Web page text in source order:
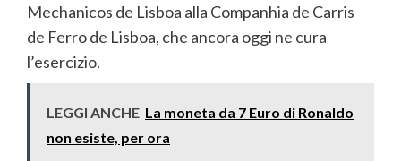
Mechanicos de Lisboa alla Companhia de Carris
de Ferro de Lisboa, che ancora oggi ne cura
l’esercizio.
LEGGI ANCHE La moneta da 7 Euro di Ronaldo
non esiste, per ora